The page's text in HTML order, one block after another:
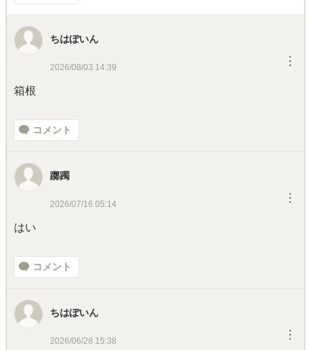
ちはぽいん
2026/08/03 14:39 ︙
箱根
コメント
躑躅
2026/07/16 05:14 ︙
はい
コメント
ちはぽいん
2026/06/28 15:38 ︙